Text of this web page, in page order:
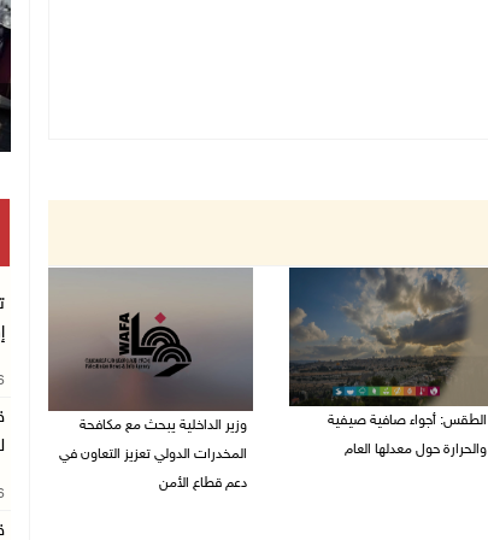
الطقس: أجواء صافية صيفية
والحرارة حول معدلها العام
وزير الداخلية يبحث مع مكافحة
المخدرات الدولي تعزيز التعاون في
دعم قطاع الأمن